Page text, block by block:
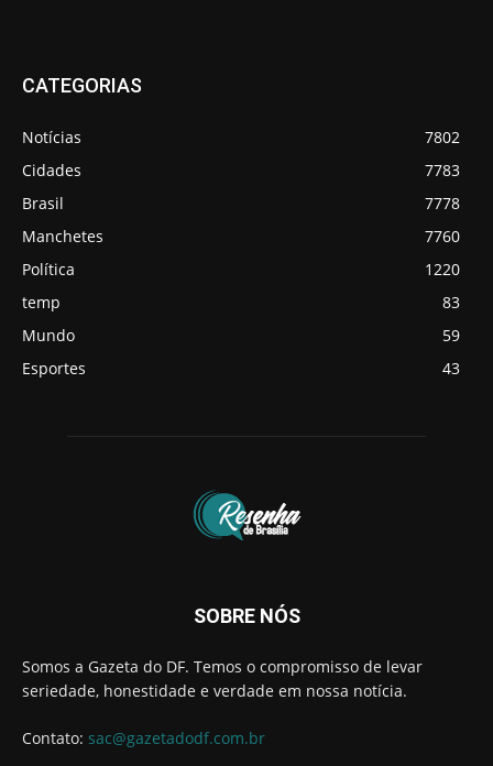
CATEGORIAS
Notícias
7802
Cidades
7783
Brasil
7778
Manchetes
7760
Política
1220
temp
83
Mundo
59
Esportes
43
SOBRE NÓS
Somos a Gazeta do DF. Temos o compromisso de levar
seriedade, honestidade e verdade em nossa notícia.
Contato: sac@gazetadodf.com.br